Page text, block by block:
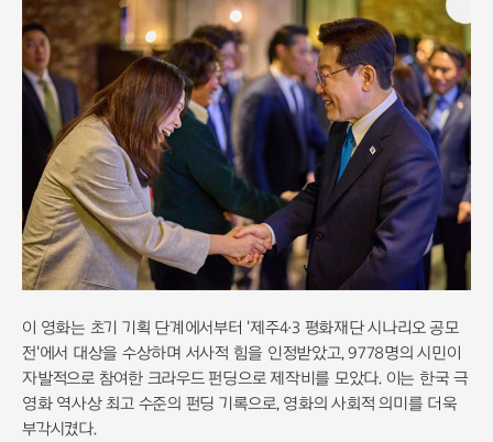
이 영화는 초기 기획 단계에서부터 '제주4·3 평화재단 시나리오 공모
전'에서 대상을 수상하며 서사적 힘을 인정받았고, 9778명의 시민이
자발적으로 참여한 크라우드 펀딩으로 제작비를 모았다. 이는 한국 극
영화 역사상 최고 수준의 펀딩 기록으로, 영화의 사회적 의미를 더욱
부각시켰다.